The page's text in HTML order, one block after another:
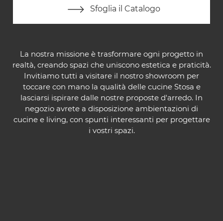
Sfoglia il Catalogo
La nostra missione è trasformare ogni progetto in
realtà, creando spazi che uniscono estetica e praticità.
Invitiamo tutti a visitare il nostro showroom per
toccare con mano la qualità delle cucine Stosa e
lasciarsi ispirare dalle nostre proposte d'arredo. In
negozio avrete a disposizione ambientazioni di
cucine e living, con spunti interessanti per progettare
i vostri spazi.